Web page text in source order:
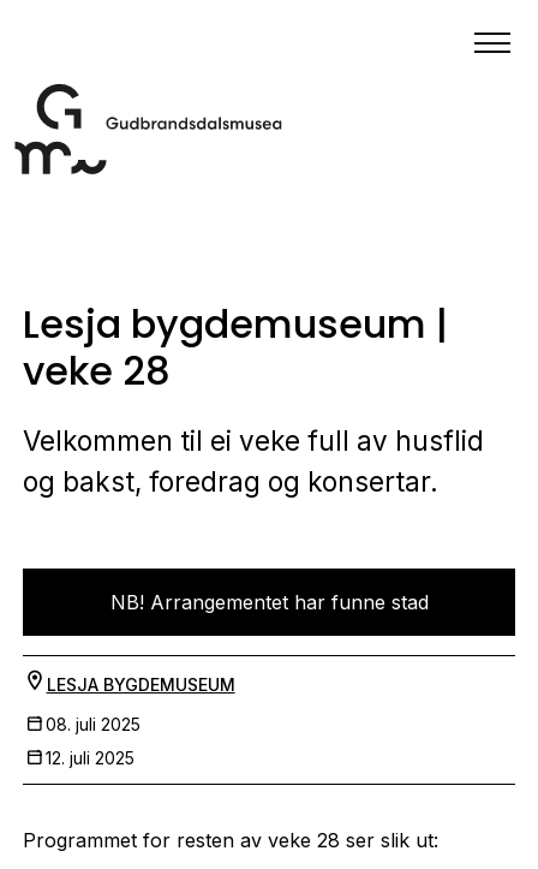
Lesja bygdemuseum |
veke 28
Velkommen til ei veke full av husflid
og bakst, foredrag og konsertar.
NB! Arrangementet har funne stad
LESJA BYGDEMUSEUM
08. juli 2025
12. juli 2025
Programmet for resten av veke 28 ser slik ut: